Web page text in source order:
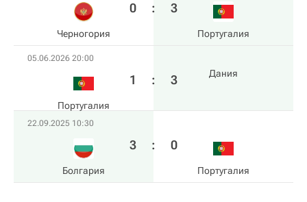
Черногория
0 : 3
Португалия
05.06.2026 20:00
Португалия
1 : 3 Дания
22.09.2025 10:30
Болгария
3 : 0
Португалия